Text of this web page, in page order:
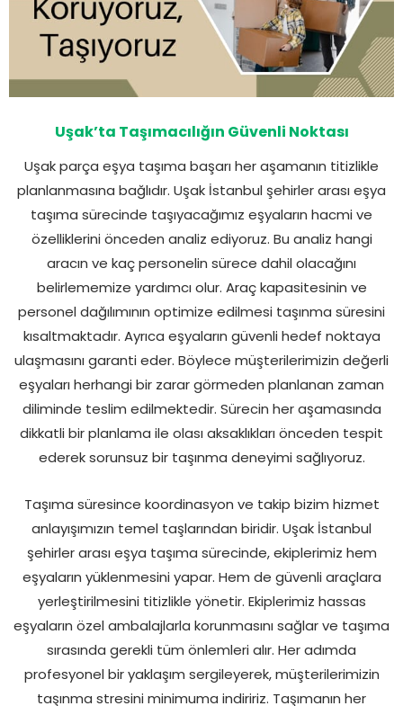
Uşak’ta Taşımacılığın Güvenli Noktası
Uşak parça eşya taşıma başarı her aşamanın titizlikle
planlanmasına bağlıdır. Uşak İstanbul şehirler arası eşya
taşıma sürecinde taşıyacağımız eşyaların hacmi ve
özelliklerini önceden analiz ediyoruz. Bu analiz hangi
aracın ve kaç personelin sürece dahil olacağını
belirlememize yardımcı olur. Araç kapasitesinin ve
personel dağılımının optimize edilmesi taşınma süresini
kısaltmaktadır. Ayrıca eşyaların güvenli hedef noktaya
ulaşmasını garanti eder. Böylece müşterilerimizin değerli
eşyaları herhangi bir zarar görmeden planlanan zaman
diliminde teslim edilmektedir. Sürecin her aşamasında
dikkatli bir planlama ile olası aksaklıkları önceden tespit
ederek sorunsuz bir taşınma deneyimi sağlıyoruz.
Taşıma süresince koordinasyon ve takip bizim hizmet
anlayışımızın temel taşlarından biridir. Uşak İstanbul
şehirler arası eşya taşıma sürecinde, ekiplerimiz hem
eşyaların yüklenmesini yapar. Hem de güvenli araçlara
yerleştirilmesini titizlikle yönetir. Ekiplerimiz hassas
eşyaların özel ambalajlarla korunmasını sağlar ve taşıma
sırasında gerekli tüm önlemleri alır. Her adımda
profesyonel bir yaklaşım sergileyerek, müşterilerimizin
taşınma stresini minimuma indiririz. Taşımanın her